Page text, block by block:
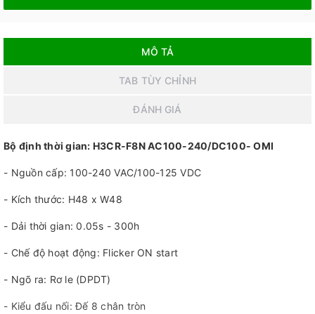
MÔ TẢ
TAB TÙY CHỈNH
ĐÁNH GIÁ
Bộ định thời gian: H3CR-F8N AC100-240/DC100- OMI
- Nguồn cấp: 100-240 VAC/100-125 VDC
- Kích thước: H48 x W48
- Dải thời gian: 0.05s - 300h
- Chế độ hoạt động: Flicker ON start
- Ngõ ra: Rơ le (DPDT)
- Kiểu đấu nối: Đế 8 chân tròn